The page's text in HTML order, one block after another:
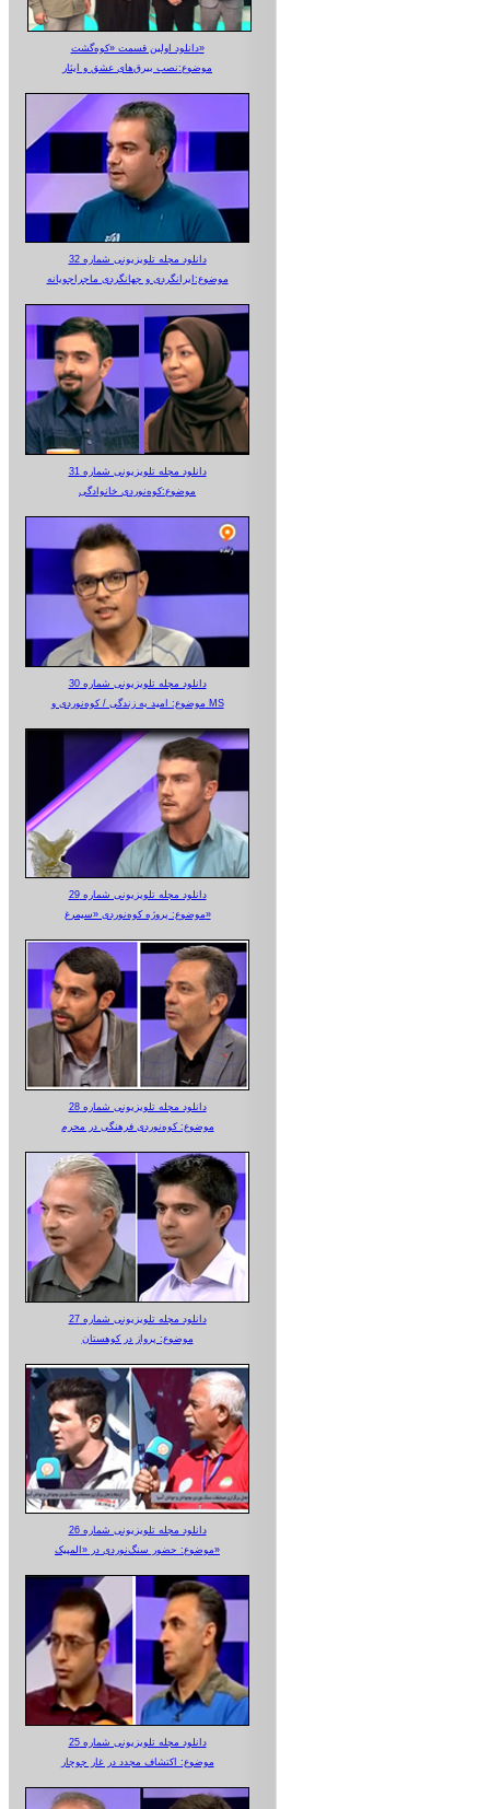
دانلود اولین قسمت «کوه‌گشت»
موضوع:نصب بیرق‌های عشق و ایثار
دانلود مجله تلویزیونی شماره 32
موضوع:ایرانگردی و جهانگردی ماجراجویانه
دانلود مجله تلویزیونی شماره 31
موضوع:کوه‌نوردی خانوادگی
دانلود مجله تلویزیونی شماره 30
موضوع: امید به زندگی / کوه‌نوردی و MS
دانلود مجله تلویزیونی شماره 29
موضوع: پروژه کوه‌نوردی «سیمرغ»
دانلود مجله تلویزیونی شماره 28
موضوع: کوه‌نوردی فرهنگی در محرم
دانلود مجله تلویزیونی شماره 27
موضوع: پرواز در کوهستان
دانلود مجله تلویزیونی شماره 26
موضوع: حضور سنگ‌نوردی در «المپیک»
دانلود مجله تلویزیونی شماره 25
موضوع: اکتشاف مجدد در غار جوجار